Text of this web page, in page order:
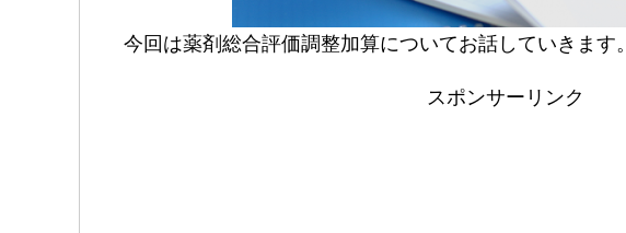
今回は薬剤総合評価調整加算についてお話していきます。
スポンサーリンク